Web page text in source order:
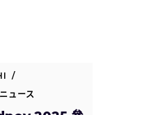
ニュース